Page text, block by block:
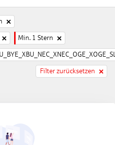
Min. 1 Stern
Filter zurücksetzen